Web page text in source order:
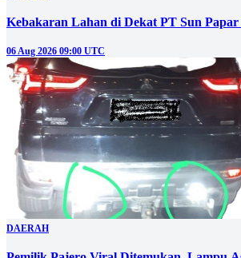
Kebakaran Lahan di Dekat PT Sun
06 Aug 2026 09:00 UTC
DAERAH